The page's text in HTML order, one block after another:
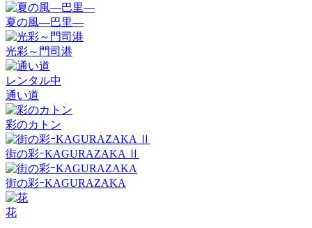
夏の風―巴里―
光彩～門司港
レンタル中
通い道
彩のカトン
街の彩ｰKAGURAZAKA Ⅱ
街の彩ｰKAGURAZAKA
花